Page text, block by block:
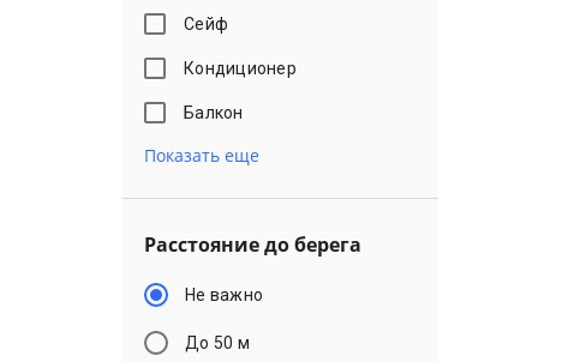
Сейф
Кондиционер
Балкон
Показать еще
Расстояние до берега
Не важно
До 50 м